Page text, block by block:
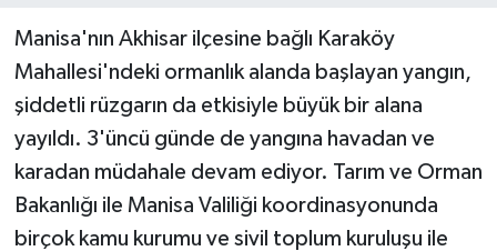
Manisa'nın Akhisar ilçesine bağlı Karaköy
Mahallesi'ndeki ormanlık alanda başlayan yangın,
şiddetli rüzgarın da etkisiyle büyük bir alana
yayıldı. 3'üncü günde de yangına havadan ve
karadan müdahale devam ediyor. Tarım ve Orman
Bakanlığı ile Manisa Valiliği koordinasyonunda
birçok kamu kurumu ve sivil toplum kuruluşu ile